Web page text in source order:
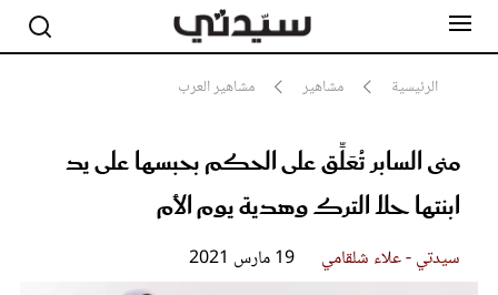
الرئيسية مشاهير مشاهير العرب
منى السابر تُعَلِّق على الحكم بحبسها على يد
ابنتها حلا الترك وهدية يوم الأم
سيدتي - علاء شلقامي 19 مارس 2021
مشاهير
أناقة
جمال
سيدتي وطفلك
لايف ستايل